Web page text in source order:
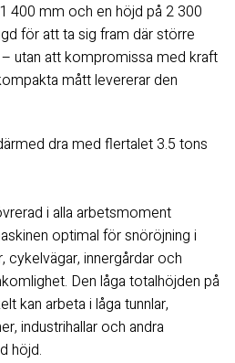
400 mm och en höjd på 2 300
för att ta sig fram där större
utan att kompromissa med kraft
mått levererar den
dra med flertalet 3.5 tons
i alla arbetsmoment
optimal för snöröjning i
cykelvägar, innergårdar och
Den låga totalhöjden på
kan arbeta i låga tunnlar,
industrihallar och andra
höjd.